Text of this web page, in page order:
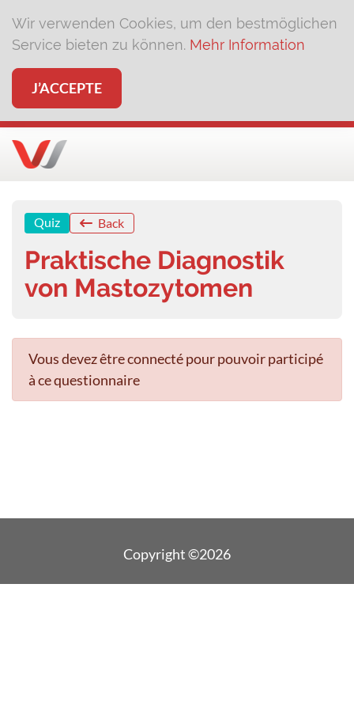
Wir verwenden Cookies, um den bestmöglichen
Service bieten zu können. Mehr Information
J’ACCEPTE
Quiz Back
Praktische Diagnostik
von Mastozytomen
Vous devez être connecté pour pouvoir participé
à ce questionnaire
Copyright ©2026